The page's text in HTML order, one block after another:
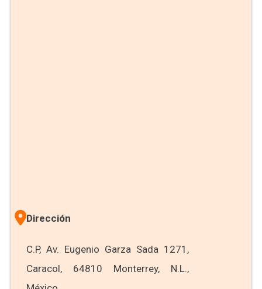
Dirección
C.P, Av. Eugenio Garza Sada 1271,
Caracol, 64810 Monterrey, N.L.,